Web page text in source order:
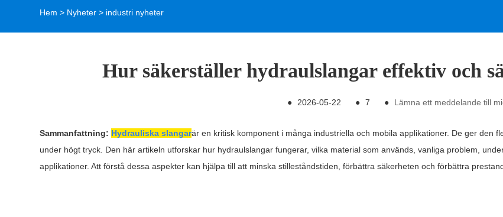
Hem > Nyheter > industri nyheter
Hur säkerställer hydraulslangar effektiv och
● 2026-05-22 ● 7 ● Lämna ett meddelande till
Sammanfattning: Hydrauliska slangarär en kritisk komponent i många industriella och mobila applikationer. De ger den
under högt tryck. Den här artikeln utforskar hur hydraulslangar fungerar, vilka material som används, vanliga problem,
applikationer. Att förstå dessa aspekter kan hjälpa till att minska stilleståndstiden, förbättra säkerheten och förbättra